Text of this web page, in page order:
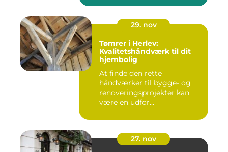
29. nov
Tømrer i Herlev:
Kvalitetshåndværk til dit
hjembolig
At finde den rette
håndværker til bygge- og
renoveringsprojekter kan
være en udfor...
27. nov